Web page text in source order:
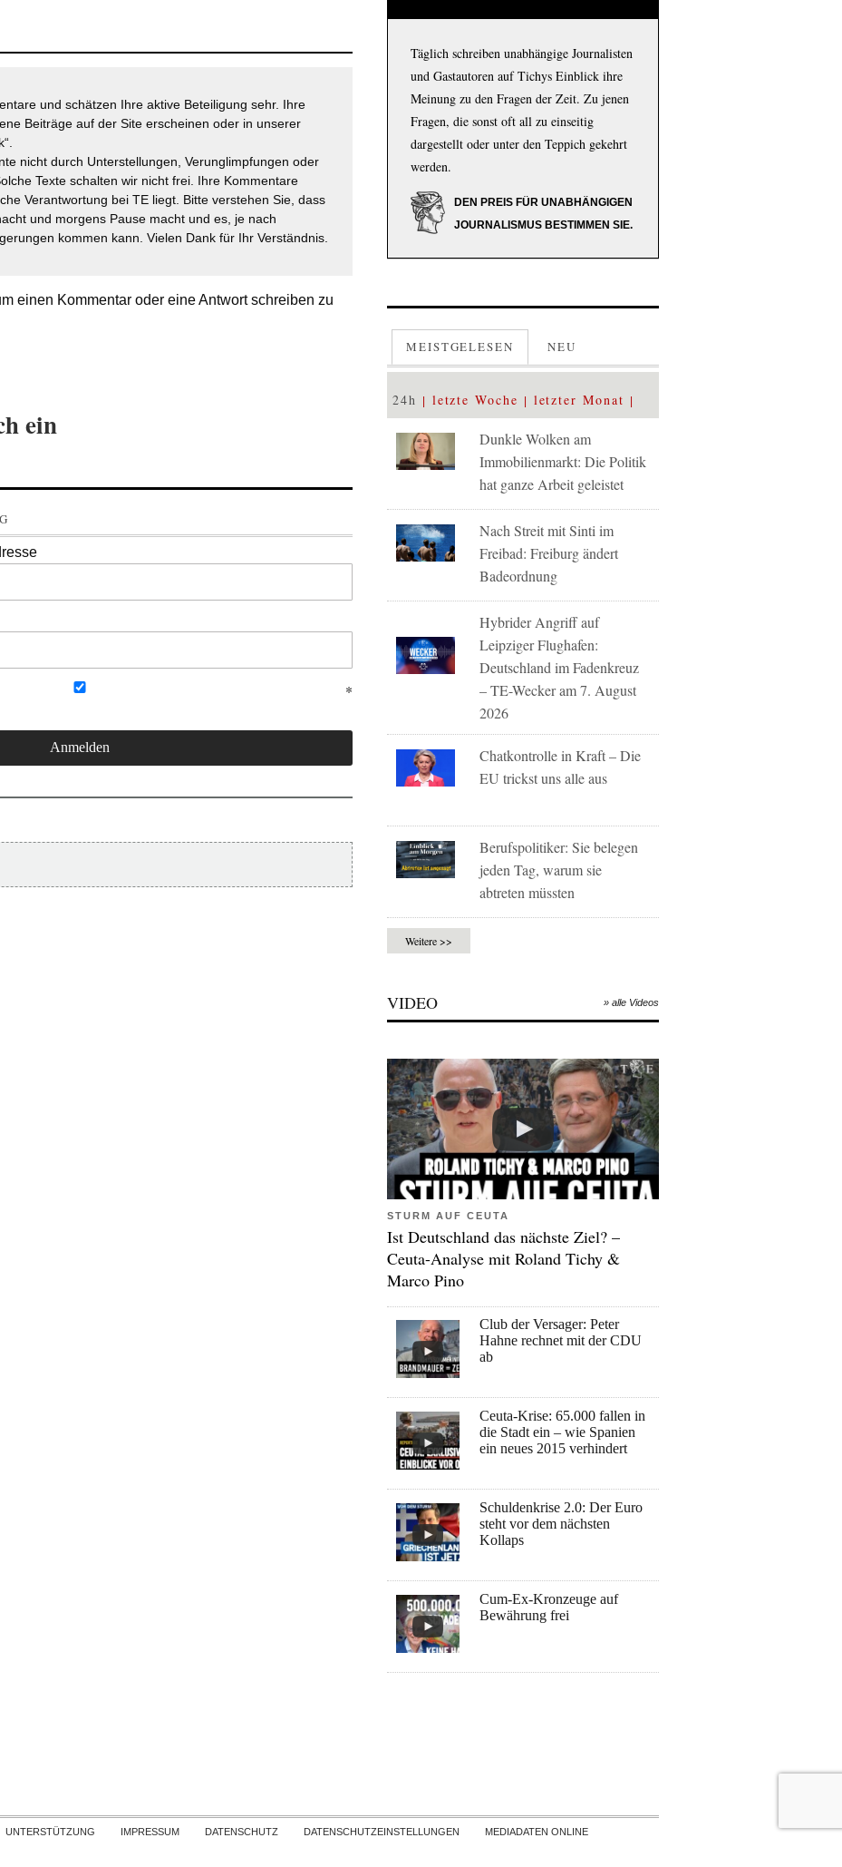
und schätzen Ihre aktive Beteiligung sehr. Ihre
Beiträge auf der Site erscheinen oder in unserer
nicht durch Unterstellungen, Verunglimpfungen oder
Texte schalten wir nicht frei. Ihre Kommentare
Verantwortung bei TE liegt. Bitte verstehen Sie, dass
und morgens Pause macht und es, je nach
kommen kann. Vielen Dank für Ihr Verständnis.
einen Kommentar oder eine Antwort schreiben zu
ein
Täglich schreiben unabhängige Journalisten
und Gastautoren auf Tichys Einblick ihre
Meinung zu den Fragen der Zeit. Zu jenen
Fragen, die sonst oft all zu einseitig
dargestellt oder unter den Teppich gekehrt
werden.
DEN PREIS FÜR UNABHÄNGIGEN
JOURNALISMUS BESTIMMEN SIE.
MEISTGELESEN NEU
24h letzte Woche letzter Monat
Dunkle Wolken am
Immobilienmarkt: Die Politik
hat ganze Arbeit geleistet
Nach Streit mit Sinti im
Freibad: Freiburg ändert
Badeordnung
Hybrider Angriff auf
Leipziger Flughafen:
Deutschland im Fadenkreuz
– TE-Wecker am 7. August
2026
Chatkontrolle in Kraft – Die
EU trickst uns alle aus
Berufspolitiker: Sie belegen
jeden Tag, warum sie
abtreten müssten
Weitere >>
VIDEO » alle Videos
STURM AUF CEUTA
Ist Deutschland das nächste Ziel? –
Ceuta-Analyse mit Roland Tichy &
Marco Pino
Club der Versager: Peter
Hahne rechnet mit der CDU
ab
Ceuta-Krise: 65.000 fallen in
die Stadt ein – wie Spanien
ein neues 2015 verhindert
Schuldenkrise 2.0: Der Euro
steht vor dem nächsten
Kollaps
Cum-Ex-Kronzeuge auf
Bewährung frei
Skip to content
UNTERSTÜTZUNG IMPRESSUM DATENSCHUTZ DATENSCHUTZEINSTELLUNGEN
MEDIADATEN ONLINE